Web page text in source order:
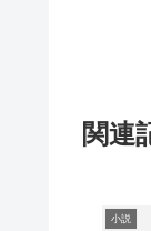
関連
小説